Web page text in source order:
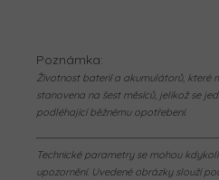
Poznámka:
Životnost baterií a akumulátorů, které
stanovena na šest měsíců, jelikož se
podléhající běžnému opotřebení.
Technické parametry se mohou
upozornění. Uvedené obrázky slouží